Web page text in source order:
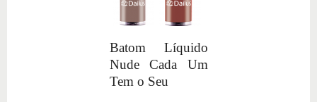
Batom Líquido
Nude Cada Um
Tem o Seu